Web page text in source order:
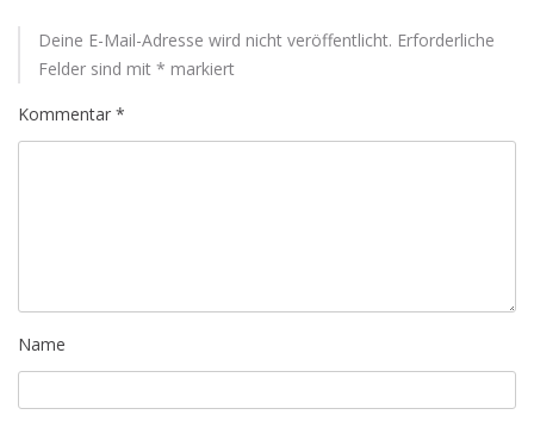
Deine E-Mail-Adresse wird nicht veröffentlicht. Erforderliche
Felder sind mit * markiert
Kommentar *
Name